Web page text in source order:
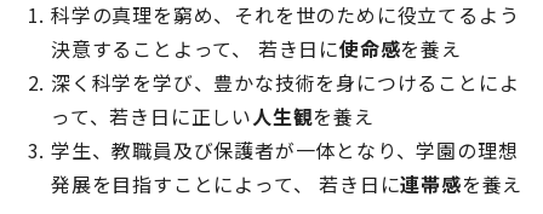
科学の真理を窮め、それを世のために役立てるよう
決意することよって、 若き日に使命感を養え
深く科学を学び、豊かな技術を身につけることによ
って、若き日に正しい人生観を養え
学生、教職員及び保護者が一体となり、学園の理想
発展を目指すことによって、 若き日に連帯感を養え